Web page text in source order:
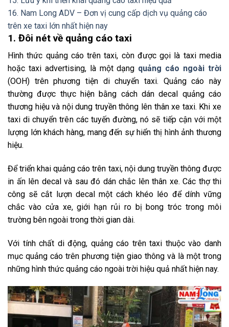
16. Nam Long ADV – Đơn vị cung cấp dịch vụ quảng cáo
trên xe taxi lớn nhất hiện nay
1. Đôi nét về quảng cáo taxi
Hình thức quảng cáo trên taxi, còn được gọi là taxi media
hoặc taxi advertising, là một dạng quảng cáo ngoài trời
(OOH) trên phương tiện di chuyển taxi. Quảng cáo này
thường được thực hiện bằng cách dán decal quảng cáo
thương hiệu và nội dung truyền thông lên thân xe taxi. Khi xe
taxi di chuyển trên các tuyến đường, nó sẽ tiếp cận với một
lượng lớn khách hàng, mang đến sự hiển thị hình ảnh thương
hiệu.
Để triển khai quảng cáo trên taxi, nội dung truyền thông được
in ấn lên decal và sau đó dán chắc lên thân xe. Các thợ thi
công sẽ cắt lượn decal một cách khéo léo để dính vững
chắc vào cửa xe, giới hạn rủi ro bị bong tróc trong môi
trường bên ngoài trong thời gian dài.
Với tính chất di động, quảng cáo trên taxi thuộc vào danh
mục quảng cáo trên phương tiện giao thông và là một trong
những hình thức quảng cáo ngoài trời hiệu quả nhất hiện nay.